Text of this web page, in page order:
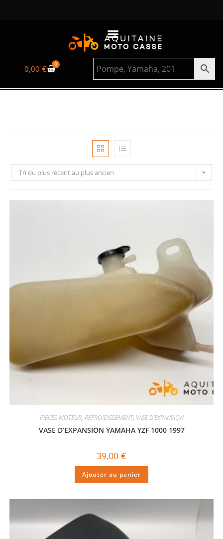
0,00€ 0
Tri du plus récent au plus ancien
PIECES MOTEUR, REFROIDISSEMENT, VASE D'EXPANSION
VASE D’EXPANSION YAMAHA YZF 1000 1997
39,00 €
Ajouter au panier